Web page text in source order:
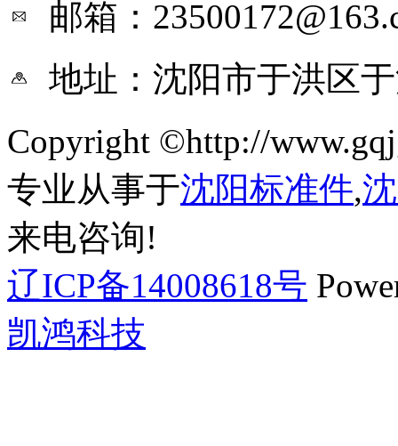
邮箱：
地址：沈阳市于洪区
Copyright ©http://
专业从事于沈阳标准件,
来电咨询!
辽ICP备14008618号
凯鸿科技